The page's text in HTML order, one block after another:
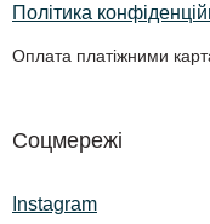
Політика
Оплата платіжними
Соцмережі
Instagram